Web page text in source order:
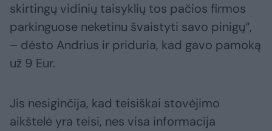
skirtingų vidinių taisyklių tos pačios firmos
parkinguose neketinu švaistyti savo pinigų“,
– dėsto Andrius ir priduria, kad gavo pamoką
už 9 Eur.
Jis nesiginčija, kad teisiškai stovėjimo
aikštelė yra teisi, nes visa informacija